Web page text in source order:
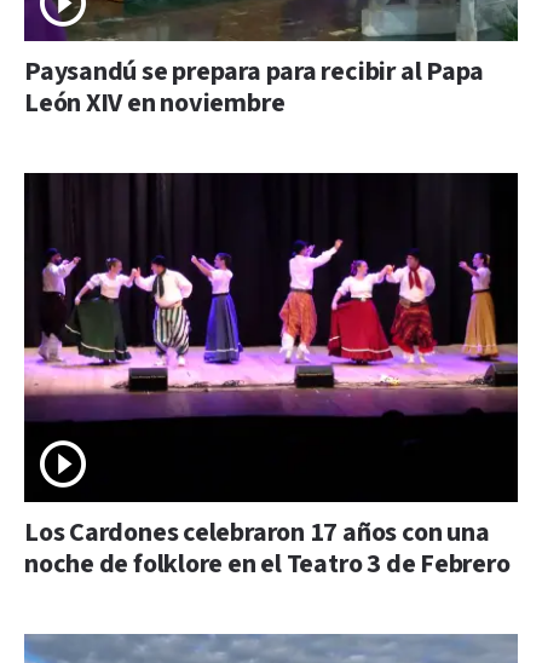
Paysandú se prepara para recibir al Papa
León XIV en noviembre
Los Cardones celebraron 17 años con una
noche de folklore en el Teatro 3 de Febrero